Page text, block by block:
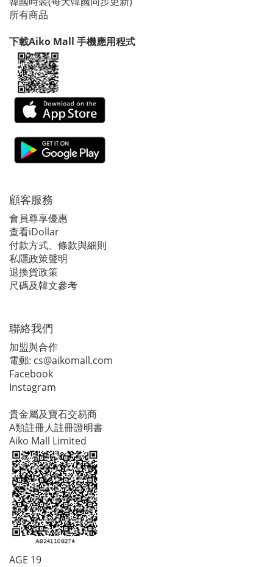
所有商品
下載Aiko Mall 手機應用程式
顧客服務
會員尊享優惠
查看iDollar
付款方式、條款與細則
私隱政策聲明
退換貨政策
尺碼及韓文參考
聯絡我們
加盟與合作
電郵: cs@aikomall.com
Facebook
Instagram
貴金屬及寶石交易商
A類註冊人註冊證明書
Aiko Mall Limited
AGE 19